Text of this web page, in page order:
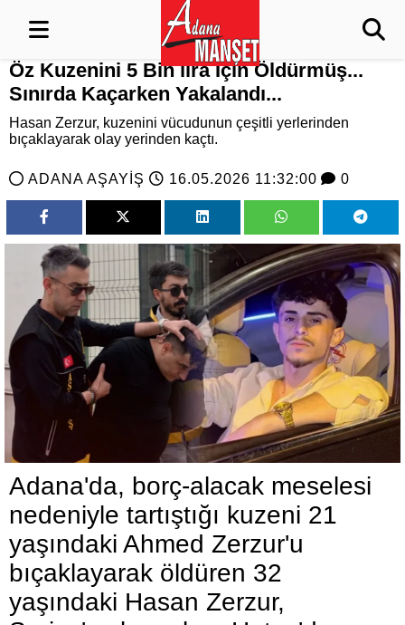
Öz Kuzenini 5 Bin lira İçin Öldürmüş...
Sınırda Kaçarken Yakalandı...
Hasan Zerzur, kuzenini vücudunun çeşitli yerlerinden
bıçaklayarak olay yerinden kaçtı.
ADANA AŞAYİŞ 16.05.2026 11:32:00 0
Adana'da, borç-alacak meselesi
nedeniyle tartıştığı kuzeni 21
yaşındaki Ahmed Zerzur'u
bıçaklayarak öldüren 32
yaşındaki Hasan Zerzur,